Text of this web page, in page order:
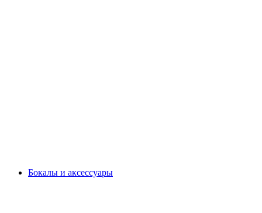
Бокалы и аксессуары